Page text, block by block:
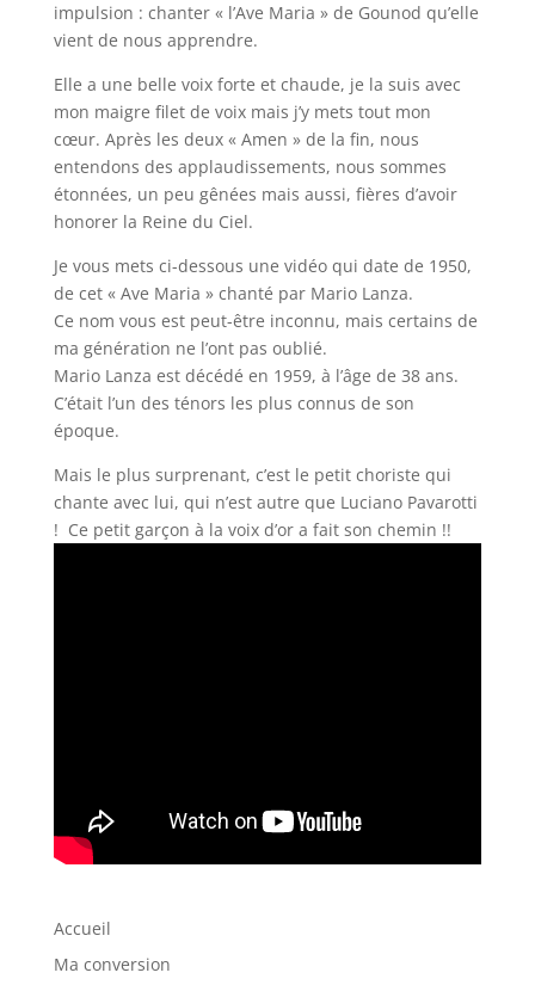
impulsion : chanter « l’Ave Maria » de Gounod qu’elle
vient de nous apprendre.
Elle a une belle voix forte et chaude, je la suis avec
mon maigre filet de voix mais j’y mets tout mon
cœur. Après les deux « Amen » de la fin, nous
entendons des applaudissements, nous sommes
étonnées, un peu gênées mais aussi, fières d’avoir
honorer la Reine du Ciel.
Je vous mets ci-dessous une vidéo qui date de 1950,
de cet « Ave Maria » chanté par Mario Lanza.
Ce nom vous est peut-être inconnu, mais certains de
ma génération ne l’ont pas oublié.
Mario Lanza est décédé en 1959, à l’âge de 38 ans.
C’était l’un des ténors les plus connus de son
époque.
Mais le plus surprenant, c’est le petit choriste qui
chante avec lui, qui n’est autre que Luciano Pavarotti
! Ce petit garçon à la voix d’or a fait son chemin !!
Accueil
Ma conversion